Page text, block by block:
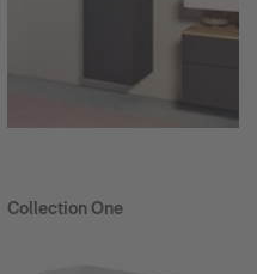
Collection One